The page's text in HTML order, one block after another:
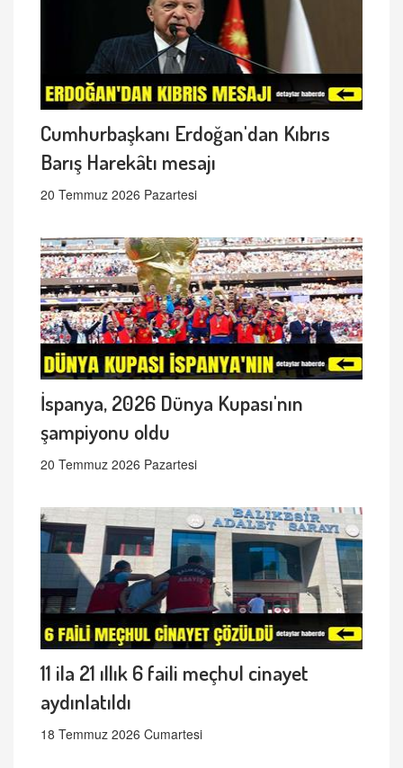
Cumhurbaşkanı Erdoğan'dan Kıbrıs
Barış Harekâtı mesajı
20 Temmuz 2026 Pazartesi
İspanya, 2026 Dünya Kupası'nın
şampiyonu oldu
20 Temmuz 2026 Pazartesi
11 ila 21 ıllık 6 faili meçhul cinayet
aydınlatıldı
18 Temmuz 2026 Cumartesi